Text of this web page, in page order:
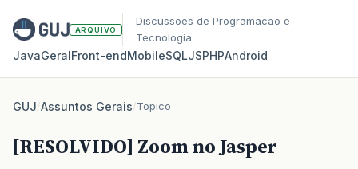
ARQUIVO
Discussoes de Programacao e
Tecnologia
JavaGeralFront‑endMobileSQLJSPHPAndroid
GUJ/Assuntos Gerais/Topico
[RESOLVIDO] Zoom no Jasper